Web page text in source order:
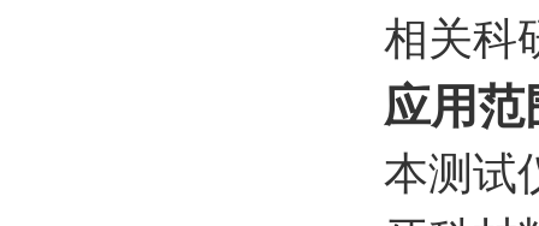
相关科
应用范
本测试